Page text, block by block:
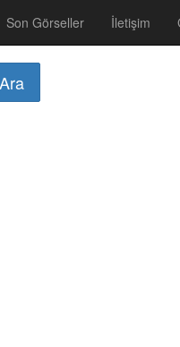
Son Görseller İletişim